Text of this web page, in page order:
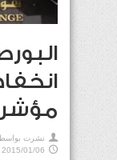
نشرت
2015/01/06